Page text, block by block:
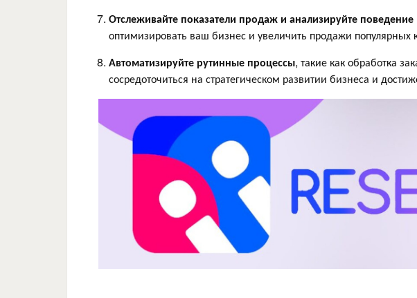
Отслеживайте показатели продаж и анализируйте поведение
оптимизировать ваш бизнес и увеличить продажи популярных
Автоматизируйте рутинные процессы, такие как обработка
сосредоточиться на стратегическом развитии бизнеса и